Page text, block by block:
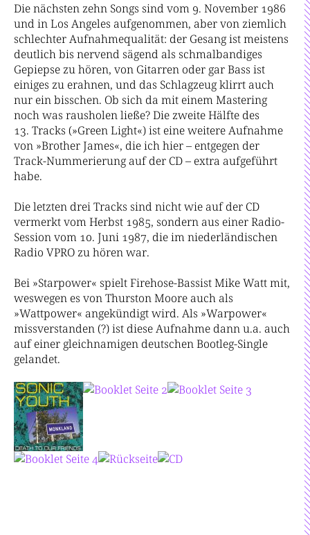
Die nächsten zehn Songs sind vom 9. November 1986
und in Los Angeles aufgenommen, aber von ziemlich
schlechter Aufnahmequalität: der Gesang ist meistens
deutlich bis nervend sägend als schmalbandiges
Gepiepse zu hören, von Gitarren oder gar Bass ist
einiges zu erahnen, und das Schlagzeug klirrt auch
nur ein bisschen. Ob sich da mit einem Mastering
noch was rausholen ließe? Die zweite Hälfte des
13. Tracks (»Green Light«) ist eine weitere Aufnahme
von »Brother James«, die ich hier – entgegen der
Track-Nummerierung auf der CD – extra aufgeführt
habe.
Die letzten drei Tracks sind nicht wie auf der CD
vermerkt vom Herbst 1985, sondern aus einer Radio-
Session vom 10. Juni 1987, die im niederländischen
Radio VPRO zu hören war.
Bei »Starpower« spielt Firehose-Bassist Mike Watt mit,
weswegen es von Thurston Moore auch als
»Wattpower« angekündigt wird. Als »Warpower«
missverstanden (?) ist diese Aufnahme dann u.a. auch
auf einer gleichnamigen deutschen Bootleg-Single
gelandet.